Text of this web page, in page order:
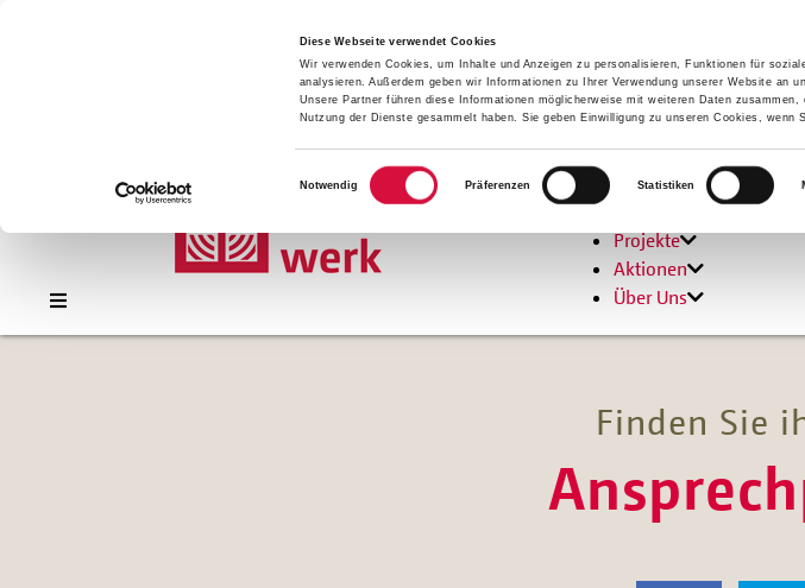
Diese Webseite verwendet Cookies
Wir verwenden Cookies, um Inhalte und Anzeigen zu personalisieren, Funktionen für
analysieren. Außerdem geben wir Informationen zu Ihrer Verwendung unserer Website an
Unsere Partner führen diese Informationen möglicherweise mit weiteren Daten
Nutzung der Dienste gesammelt haben. Sie geben Einwilligung zu unseren Cookies, wenn
Einwilligungsauswahl
Notwendig
Präferenzen Statistiken
Hilfen
Projekte
Aktionen
Über Uns
Finden Sie